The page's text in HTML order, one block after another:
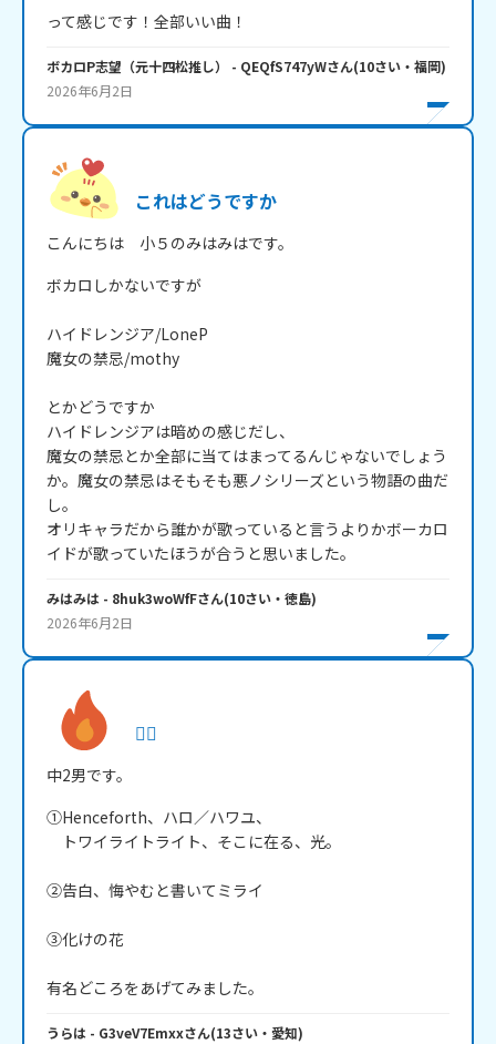
って感じです！全部いい曲！
ボカロP志望（元十四松推し） - QEQfS747yWさん(10さい・ 福岡)
2026年6月2日
これはどうですか
こんにちは　小５のみはみはです。
ボカロしかないですが
ハイドレンジア/LoneP
魔女の禁忌/mothy
とかどうですか
ハイドレンジアは暗めの感じだし、
魔女の禁忌とか全部に当てはまってるんじゃないでしょう
か。魔女の禁忌はそもそも悪ノシリーズという物語の曲だ
し。
オリキャラだから誰かが歌っていると言うよりかボーカロ
イドが歌っていたほうが合うと思いました。
みはみは - 8huk3woWfFさん(10さい・ 徳島)
2026年6月2日
❤️‍🔥
中2男です。
①Henceforth、ハロ／ハワユ、
トワイライトライト、そこに在る、光。
②告白、悔やむと書いてミライ
③化けの花
有名どころをあげてみました。
うらは - G3veV7Emxxさん(13さい・ 愛知)